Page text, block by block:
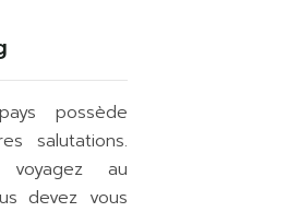
possède
salutations.
au
devez vous